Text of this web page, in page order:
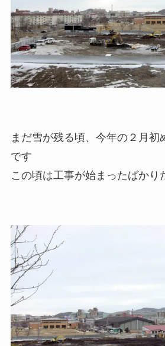
まだ雪が残る頃、今年の２月初
です
この頃は工事が始まったばかり